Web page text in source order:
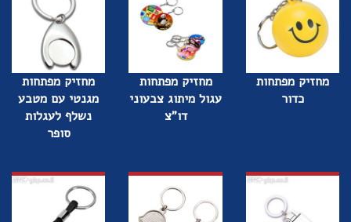
מחזיק מפתחות
כדור
מחזיק מפתחות
עגול מיתוג צבעוני
דו"צ
מחזיק מפתחות
מגנטי עם מטבע
נשלף לעגלות
סופר